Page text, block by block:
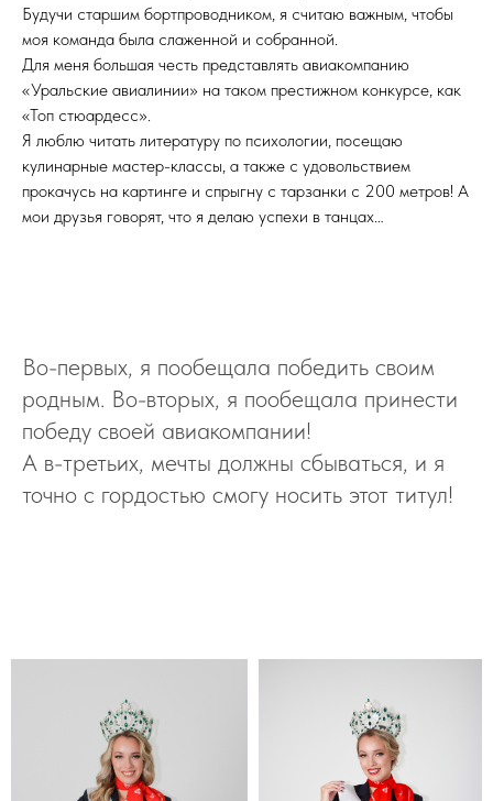
Будучи старшим бортпроводником, я считаю важным, чтобы
моя команда была слаженной и собранной.
Для меня большая честь представлять авиакомпанию
«Уральские авиалинии» на таком престижном конкурсе, как
«Топ стюардесс».
Я люблю читать литературу по психологии, посещаю
кулинарные мастер-классы, а также с удовольствием
прокачусь на картинге и спрыгну с тарзанки с 200 метров! А
мои друзья говорят, что я делаю успехи в танцах…
Во-первых, я пообещала победить своим
родным. Во-вторых, я пообещала принести
победу своей авиакомпании!
А в-третьих, мечты должны сбываться, и я
точно с гордостью смогу носить этот титул!